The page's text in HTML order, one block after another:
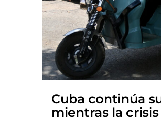
Cuba continúa
mientras la